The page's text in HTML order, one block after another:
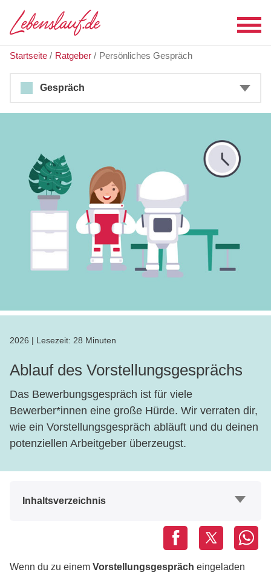
Startseite / Ratgeber/ Persönliches Gespräch
Gespräch
2026 Lesezeit: 28 Minuten
Ablauf des Vorstellungsgesprächs
Das Bewerbungsgespräch ist für viele
Bewerber*innen eine große Hürde. Wir verraten dir,
wie ein Vorstellungsgespräch abläuft und du deinen
potenziellen Arbeitgeber überzeugst.
Inhaltsverzeichnis
Wenn du zu einem Vorstellungsgespräch eingeladen